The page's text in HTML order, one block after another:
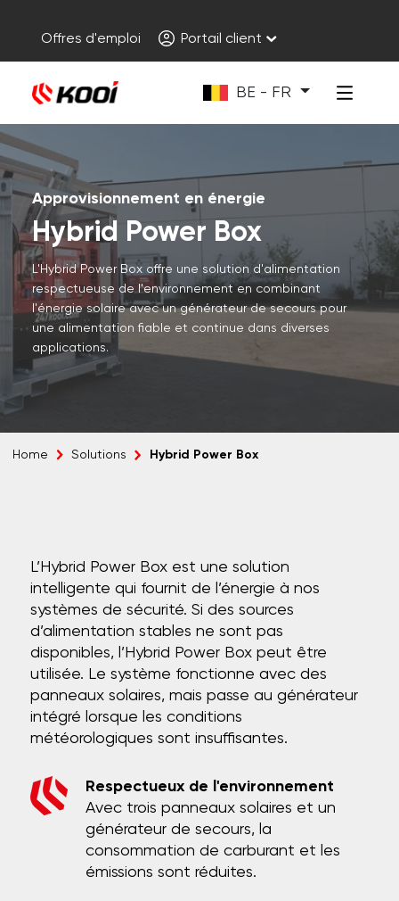
Offres d'emploi Portail client
BE - FR
Approvisionnement en énergie
Hybrid Power Box
L'Hybrid Power Box offre une solution d'alimentation
respectueuse de l'environnement en combinant
l'énergie solaire avec un générateur de secours pour
une alimentation fiable et continue dans diverses
applications.
Home Solutions Hybrid Power Box
L’Hybrid Power Box est une solution
intelligente qui fournit de l’énergie à nos
systèmes de sécurité. Si des sources
d’alimentation stables ne sont pas
disponibles, l’Hybrid Power Box peut être
utilisée. Le système fonctionne avec des
panneaux solaires, mais passe au générateur
intégré lorsque les conditions
météorologiques sont insuffisantes.
Respectueux de l'environnement
Avec trois panneaux solaires et un
générateur de secours, la
consommation de carburant et les
émissions sont réduites.